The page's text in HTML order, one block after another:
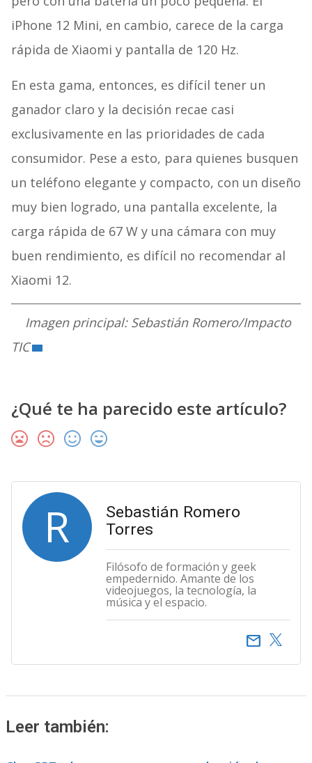
iPhone 12 Mini, en cambio, carece de la carga
rápida de Xiaomi y pantalla de 120 Hz.
En esta gama, entonces, es difícil tener un
ganador claro y la decisión recae casi
exclusivamente en las prioridades de cada
consumidor. Pese a esto, para quienes busquen
un teléfono elegante y compacto, con un diseño
muy bien logrado, una pantalla excelente, la
carga rápida de 67 W y una cámara con muy
buen rendimiento, es difícil no recomendar al
Xiaomi 12.
Imagen principal: Sebastián Romero/Impacto
TIC
¿Qué te ha parecido este artículo?
R
Sebastián Romero
Torres
Filósofo de formación y geek
empedernido. Amante de los
videojuegos, la tecnología, la
música y el espacio.
email
Leer también: